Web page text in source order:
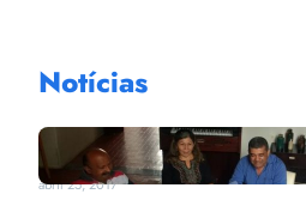
Notícias
abril 25, 2017